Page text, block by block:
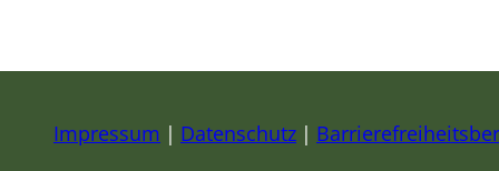
Impressum Datenschutz